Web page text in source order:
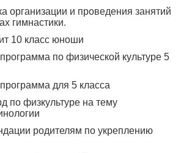
организации и проведения занятий
гимнастики.
10 класс юноши
по физической культуре 5
для 5 класса
по физкультуре на тему
родителям по укреплению